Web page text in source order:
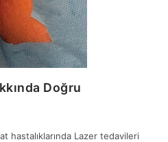
Doğru
hastalıklarında Lazer tedavileri